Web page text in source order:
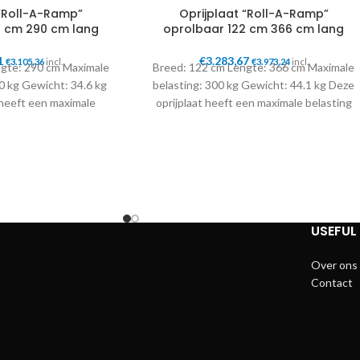
A-Ramp”
290 cm lang
€3.105,36 incl.
290 cm Maximale
kg Gewicht: 34.6 kg
een maximale
Oprijplaat “Roll-A-Ramp”
oprolbaar 122 cm 366 cm lang
€3.283,67 €3.973,24incl.
Breed: 122 cm Lengte: 366 cm Maximale
belasting: 300 kg Gewicht: 44.1 kg Deze
oprijplaat heeft een maximale belasting
Over ons
Contact